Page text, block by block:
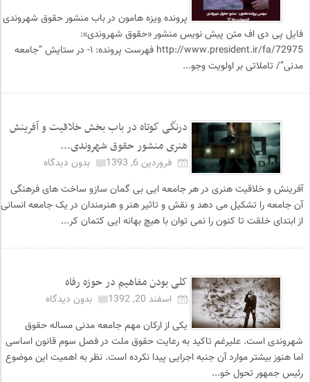
پرونده ویزه هامون در باب منشور حقوق شهروندی
فایل پی دی اف متن پیش نویس منشور «حقوق شهروندی»:
http://www.president.ir/fa/72975 فهرست پرونده: ۱- در ستایش “جامعه
مدنی”/ تاملاتی بر اولویت وجو...
درنگی کوتاه در باب بخش خلاقیت و آفرینش
هنری منشور حقوق شهروندی...
فروردین 6, 1393
بدون دیدگاه
آفرینش و خلاقیت هنری در هر جامعه ایی بی گمان سازو ساخت های فرهنگی
آن جامعه را تشکیل می دهد و نقش و تاثیر هنر و هنرمندان در یک جامعه انسانی
از ابتدای خلقت تا کنون را نمی توان با هیچ بهانه ایی کتمان کر...
کلی بودن مفاهیم در حوزه رفاه
اسفند 20, 1392
بدون دیدگاه
یکی از ارکان مهم جامعه مدنی مساله حقوق
شهروندی است. علیرغم تاکید به رعایت حقوق ملت در فصل سوم قانون اساسی
اما هنوز بیشتر موارد آن جنبه اجرایی پیدا نکرده است. نظر به اهمیت این موضوع
رئیس جمهور تحول خو...